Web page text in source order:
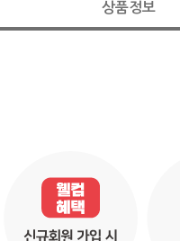
상품정보